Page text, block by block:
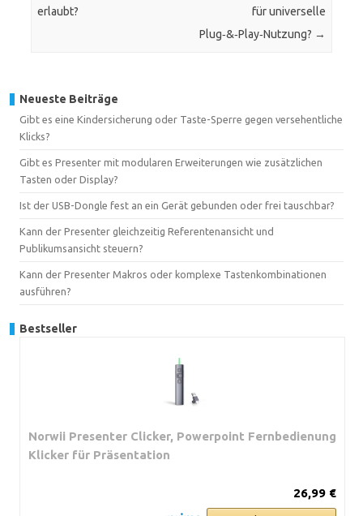
erlaubt?
für universelle
Plug‑&‑Play‑Nutzung? →
Neueste Beiträge
Gibt es eine Kindersicherung oder Taste-Sperre gegen versehentliche
Klicks?
Gibt es Presenter mit modularen Erweiterungen wie zusätzlichen
Tasten oder Display?
Ist der USB-Dongle fest an ein Gerät gebunden oder frei tauschbar?
Kann der Presenter gleichzeitig Referentenansicht und
Publikumsansicht steuern?
Kann der Presenter Makros oder komplexe Tastenkombinationen
ausführen?
Bestseller
Norwii Presenter Clicker, Powerpoint Fernbedienung
Klicker für Präsentation
26,99 €